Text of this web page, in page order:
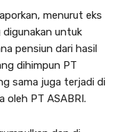
menurut eks
untuk
pensiun dari hasil
dihimpun PT
sama juga terjadi di
oleh PT ASABRI.